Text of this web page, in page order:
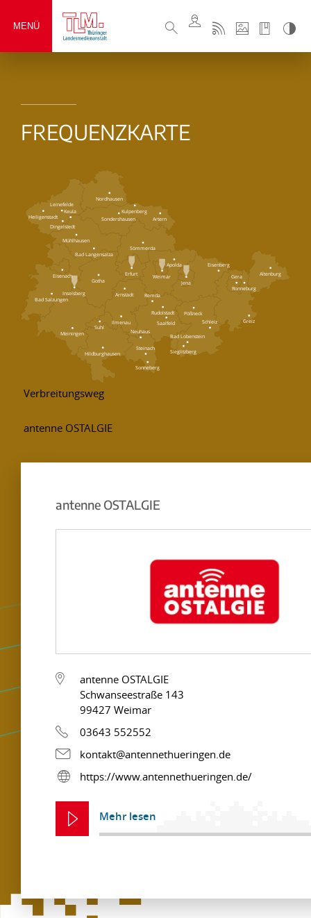
MENÜ
FREQUENZKARTE
Artern
Inselsberg
Sieglitzberg
Bad Lobenstein
Remda
Ronneburg
Steinach
Sonneberg
Neuhaus
Hildburghausen
Greiz
Schleiz
Pößneck
Saalfeld
Rudolstadt
Arnstadt
Ilmenau
Suhl
Meiningen
Bad Salzungen
Altenburg
Gera
Eisenberg
Jena
Apolda
Weimar
Erfurt
Gotha
Eisenach
Sömmerda
Bad Langensalza
Mühlhausen
Sondershausen
Keula
Dingelstedt
Kulpenberg
Nordhausen
Leinefelde
Heiligenstadt
antenne OSTALGIE
antenne OSTALGIE
Schwanseestraße 143
99427 Weimar
03643 552552
kontakt@antennethueringen.de
https://www.antennethueringen.de/
Mehr lesen